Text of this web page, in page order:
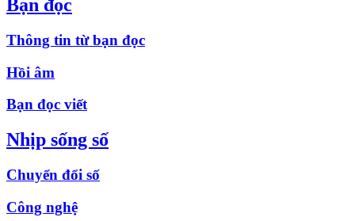
Bạn đọc
Thông tin từ bạn đọc
Hồi âm
Bạn đọc viết
Nhịp sống số
Chuyển đổi số
Công nghệ